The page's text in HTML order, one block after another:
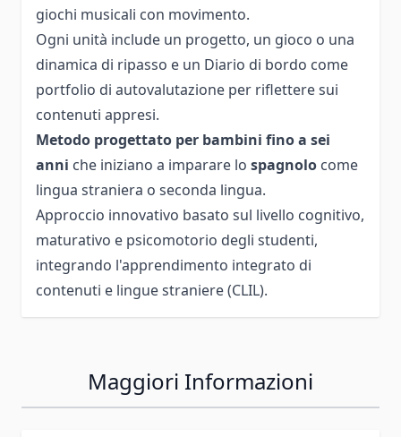
giochi musicali con movimento.
Ogni unità include un progetto, un gioco o una
dinamica di ripasso e un Diario di bordo come
portfolio di autovalutazione per riflettere sui
contenuti appresi.
Metodo progettato per bambini fino a sei
anni che iniziano a imparare lo spagnolo come
lingua straniera o seconda lingua.
Approccio innovativo basato sul livello cognitivo,
maturativo e psicomotorio degli studenti,
integrando l'apprendimento integrato di
contenuti e lingue straniere (CLIL).
Maggiori Informazioni